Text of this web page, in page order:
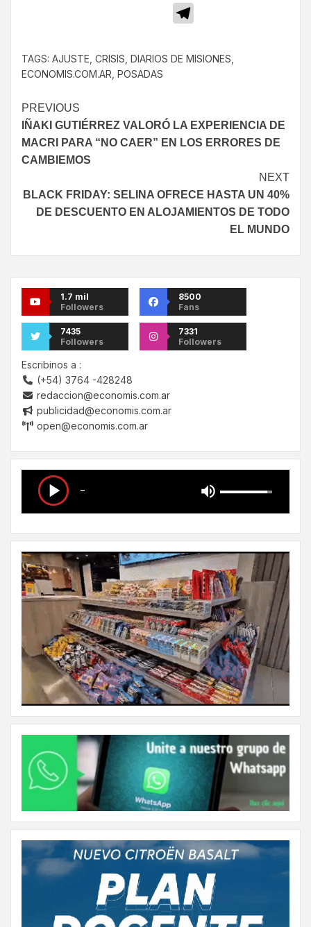
TAGS: AJUSTE CRISIS DIARIOS DE MISIONES
ECONOMIS.COM.AR POSADAS
PREVIOUS
IÑAKI GUTIÉRREZ VALORÓ LA EXPERIENCIA DE
MACRI PARA “NO CAER” EN LOS ERRORES DE
CAMBIEMOS
NEXT
BLACK FRIDAY: SELINA OFRECE HASTA UN 40%
DE DESCUENTO EN ALOJAMIENTOS DE TODO
EL MUNDO
1.7 mil
Followers
8500
Fans
7435
Followers
7331
Followers
Escribinos a :
(+54) 3764 -428248
redaccion@economis.com.ar
publicidad@economis.com.ar
open@economis.com.ar